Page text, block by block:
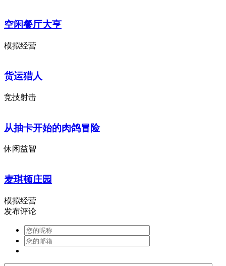
空闲餐厅大亨
模拟经营
货运猎人
竞技射击
从抽卡开始的肉鸽冒险
休闲益智
麦琪顿庄园
模拟经营
发布评论